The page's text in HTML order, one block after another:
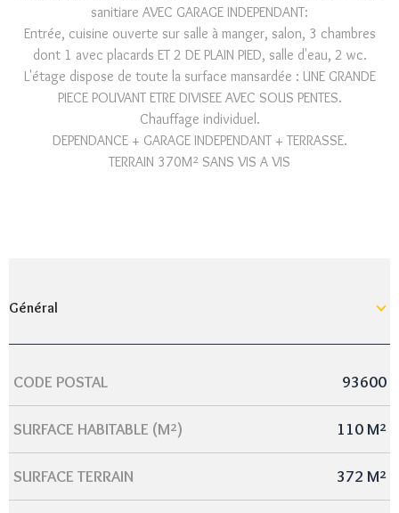
sanitiare AVEC GARAGE INDEPENDANT:
Entrée, cuisine ouverte sur salle à manger, salon, 3 chambres
dont 1 avec placards ET 2 DE PLAIN PIED, salle d'eau, 2 wc.
L'étage dispose de toute la surface mansardée : UNE GRANDE
PIECE POUVANT ETRE DIVISEE AVEC SOUS PENTES.
Chauffage individuel.
DEPENDANCE + GARAGE INDEPENDANT + TERRASSE.
TERRAIN 370M² SANS VIS A VIS
Général
Caractérisque Valeurs
CODE POSTAL 93600
SURFACE HABITABLE (M²) 110 M²
SURFACE TERRAIN 372 M²